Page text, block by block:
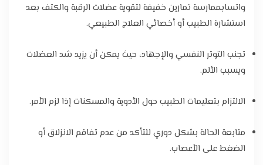
واتسابممارسة تمارين خفيفة لتقوية عضلات الرقبة والكتف بعد
استشارة الطبيب أو أخصائي العلاج الطبيعي.
تجنب التوتر النفسي والإجهاد، حيث يمكن أن يزيد شد العضلات
ويسبب الألم.
الالتزام بتعليمات الطبيب حول الأدوية والمسكنات إذا لزم الأمر.
متابعة الحالة بشكل دوري للتأكد من عدم تفاقم الانزلاق أو
الضغط على الأعصاب.